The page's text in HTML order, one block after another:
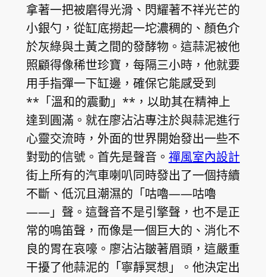
拿著一把被磨得光滑、閃耀著不祥光芒的
小銀勺，從缸底撈起一坨濃稠的、顏色介
於灰綠與土黃之間的發酵物。這蒜泥被他
照顧得像稀世珍寶，每隔三小時，他就要
用手指彈一下缸邊，確保它能感受到
**「溫和的震動」**，以助其在精神上
達到圓滿。就在廖沾沾專注於與蒜泥進行
心靈交流時，外面的世界開始發出一些不
對勁的信號。首先是聲音。 禪風室內設計
街上所有的汽車喇叭同時發出了一個持續
不斷、低沉且潮濕的「咕嚕——咕嚕
——」聲。這聲音不是引擎聲，也不是正
常的鳴笛聲，而像是一個巨大的、消化不
良的胃在哀嚎。廖沾沾皺著眉頭，這嚴重
干擾了他蒜泥的「寧靜冥想」。他決定出